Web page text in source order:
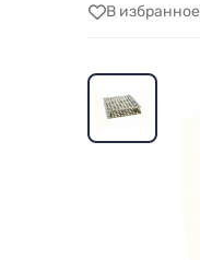
В избранное